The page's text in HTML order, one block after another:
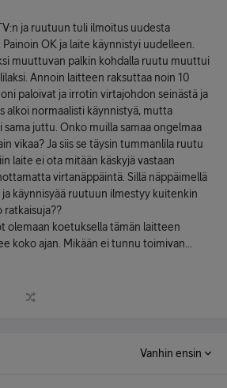
ja ruutuun tuli ilmoitus uudesta
OK ja laite käynnistyi uudelleen.
muuttuvan palkin kohdalla ruutu muuttui
Annoin laitteen raksuttaa noin 10
paloivat ja irrotin virtajohdon seinästä ja
alkoi normaalisti käynnistyä, mutta
sama juttu. Onko muilla samaa ongelmaa
vikaa? Ja siis se täysin tummanlila ruutu
laite ei ota mitään käskyjä vastaan
virtanäppäintä. Sillä näppäimellä
käynnisyää ruutuun ilmestyy kuitenkin
ratkaisuja??
olemaan koetuksella tämän laitteen
koko ajan. Mikään ei tunnu toimivan...
Vanhin ensin